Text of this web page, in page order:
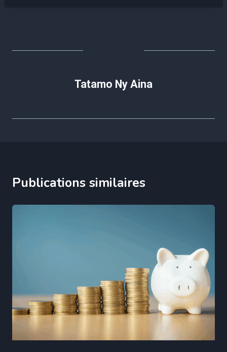
Tatamo Ny Aina
Publications similaires